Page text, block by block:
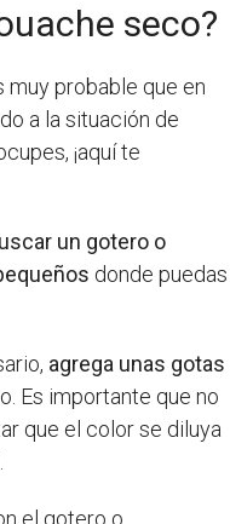
seco?
muy probable que en
a la situación de
¡aquí te
un gotero o
donde puedas
agrega unas gotas
Es importante que no
que el color se diluya
el gotero o